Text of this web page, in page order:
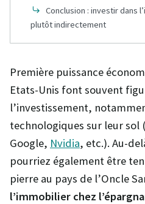
Conclusion : investir dans
plutôt indirectement
Première puissance
Etats-Unis font souvent
l’investissement,
technologiques sur leur sol
Google, Nvidia, etc.). Au-
pourriez également être
pierre au pays de l’Oncle
l’immobilier chez